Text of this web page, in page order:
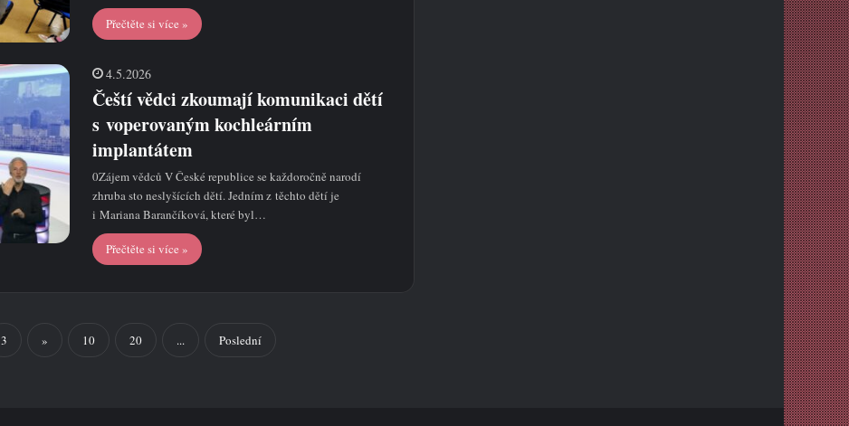
Přečtěte si více »
4.5.2026
Čeští vědci zkoumají komunikaci dětí
s voperovaným kochleárním
implantátem
0Zájem vědců V České republice se každoročně narodí
zhruba sto neslyšících dětí. Jedním z těchto dětí je
i Mariana Barančíková, které byl…
Přečtěte si více »
3 » 10 20 ... Poslední